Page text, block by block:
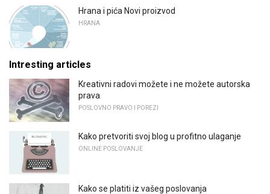
Hrana i pića Novi proizvod
HRANA
Intresting articles
Kreativni radovi možete i ne možete autorska
prava
POSLOVNO PRAVO I POREZI
Kako pretvoriti svoj blog u profitno ulaganje
ONLINE POSLOVANJE
Kako se platiti iz vašeg poslovanja